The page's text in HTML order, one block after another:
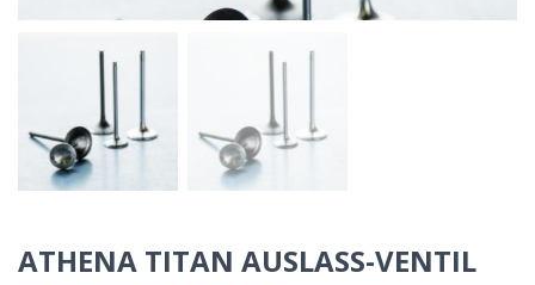
T
ATHENA TITAN AUSLASS-VENTIL